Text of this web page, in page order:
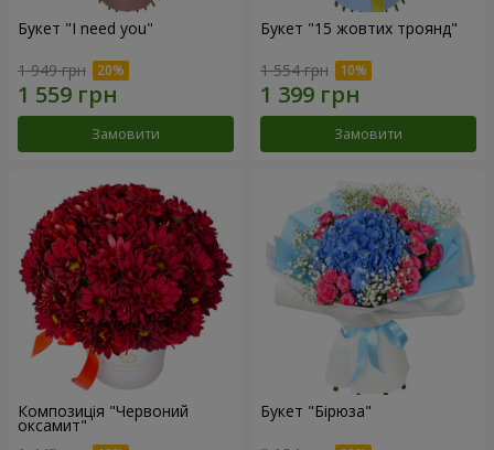
Букет "I need you"
1 949 грн
Замовити
Букет "15 жовтих троянд"
1 554 грн
Замовити
Композиція "Червоний
оксамит"
Букет "Бірюза"